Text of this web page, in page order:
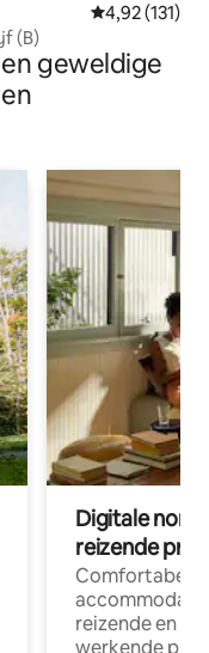
Gemiddelde
4,92 (131)
(B)
geweldige
Digitale
reizende
Comfortabele
reizende en
werkende